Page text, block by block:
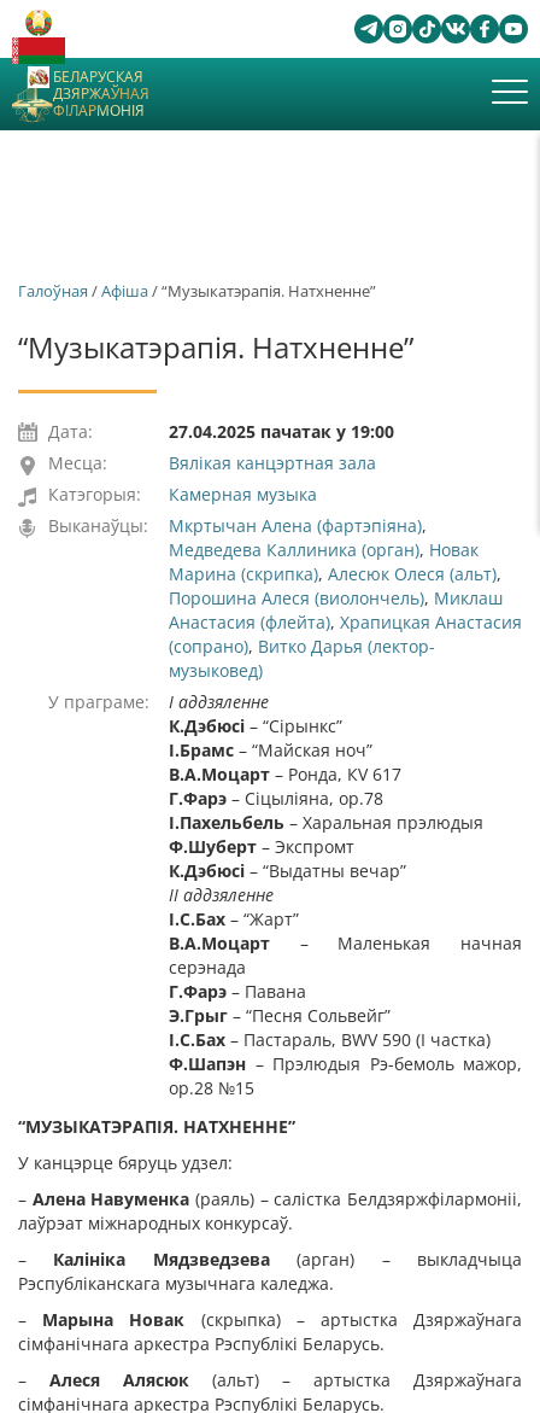
БЕЛАРУСКАЯ
ДЗЯРЖАЎНАЯ
ФІЛАРМОНІЯ
Галоўная /Афiша/ “Музыкатэрапія. Натхненне”
“Музыкатэрапія. Натхненне”
Дата:
27.04.2025 пачатак у 19:00
Месца:
Вялікая канцэртная зала
Катэгорыя:
Камерная музыка
Выканаўцы:
Мкртычан Алена (фартэпіяна),
Медведева Каллиника (орган), Новак
Марина (скрипка), Алесюк Олеся (альт),
Порошина Алеся (виолончель), Миклаш
Анастасия (флейта), Храпицкая Анастасия
(сопрано), Витко Дарья (лектор-
музыковед)
У праграме:
І аддзяленне
К.Дэбюсі – “Сірынкс”
І.Брамс – “Майская ноч”
В.А.Моцарт – Ронда, КV 617
Г.Фарэ – Сіцыліяна, ор.78
І.Пахельбель – Харальная прэлюдыя
Ф.Шуберт – Экспромт
К.Дэбюсі – “Выдатны вечар”
ІІ аддзяленне
І.С.Бах – “Жарт”
В.А.Моцарт – Маленькая начная
серэнада
Г.Фарэ – Павана
Э.Грыг – “Песня Сольвейг”
І.С.Бах – Пастараль, BWV 590 (І частка)
Ф.Шапэн – Прэлюдыя Рэ-бемоль мажор,
ор.28 №15
“МУЗЫКАТЭРАПІЯ. НАТХНЕННЕ”
У канцэрце бяруць удзел:
– Алена Навуменка (раяль) – салістка Белдзяржфілармоніі,
лаўрэат міжнародных конкурсаў.
– Калініка Мядзведзева(арган) – выкладчыца
Рэспубліканскага музычнага каледжа.
– Марына Новак (скрыпка) – артыстка Дзяржаўнага
сімфанічнага аркестра Рэспублікі Беларусь.
– Алеся Алясюк (альт) – артыстка Дзяржаўнага
сімфанічнага аркестра Рэспублікі Беларусь.